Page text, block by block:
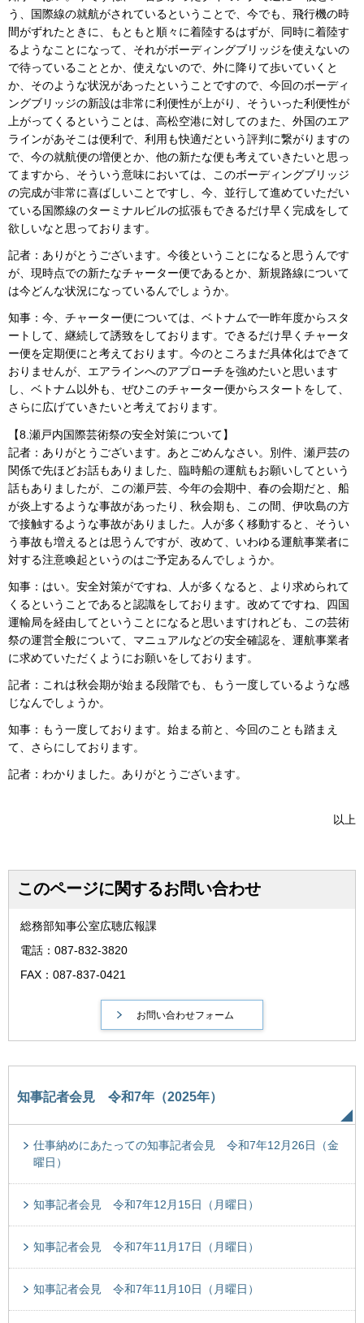
う、国際線の就航がされているということで、今でも、飛行機の時
間がずれたときに、もともと順々に着陸するはずが、同時に着陸す
るようなことになって、それがボーディングブリッジを使えないの
で待っていることとか、使えないので、外に降りて歩いていくと
か、そのような状況があったということですので、今回のボーディ
ングブリッジの新設は非常に利便性が上がり、そういった利便性が
上がってくるということは、高松空港に対してのまた、外国のエア
ラインがあそこは便利で、利用も快適だという評判に繋がりますの
で、今の就航便の増便とか、他の新たな便も考えていきたいと思っ
てますから、そういう意味においては、このボーディングブリッジ
の完成が非常に喜ばしいことですし、今、並行して進めていただい
ている国際線のターミナルビルの拡張もできるだけ早く完成をして
欲しいなと思っております。
記者：ありがとうございます。今後ということになると思うんです
が、現時点での新たなチャーター便であるとか、新規路線について
は今どんな状況になっているんでしょうか。
知事：今、チャーター便については、ベトナムで一昨年度からスタ
ートして、継続して誘致をしております。できるだけ早くチャータ
ー便を定期便にと考えております。今のところまだ具体化はできて
おりませんが、エアラインへのアプローチを強めたいと思います
し、ベトナム以外も、ぜひこのチャーター便からスタートをして、
さらに広げていきたいと考えております。
【8.瀬戸内国際芸術祭の安全対策について】
記者：ありがとうございます。あとごめんなさい。別件、瀬戸芸の
関係で先ほどお話もありました、臨時船の運航もお願いしてという
話もありましたが、この瀬戸芸、今年の会期中、春の会期だと、船
が炎上するような事故があったり、秋会期も、この間、伊吹島の方
で接触するような事故がありました。人が多く移動すると、そうい
う事故も増えるとは思うんですが、改めて、いわゆる運航事業者に
対する注意喚起というのはご予定あるんでしょうか。
知事：はい。安全対策がですね、人が多くなると、より求められて
くるということであると認識をしております。改めてですね、四国
運輸局を経由してということになると思いますけれども、この芸術
祭の運営全般について、マニュアルなどの安全確認を、運航事業者
に求めていただくようにお願いをしております。
記者：これは秋会期が始まる段階でも、もう一度しているような感
じなんでしょうか。
知事：もう一度しております。始まる前と、今回のことも踏まえ
て、さらにしております。
記者：わかりました。ありがとうございます。
以上
このページに関するお問い合わせ
総務部知事公室広聴広報課
電話：087-832-3820
FAX：087-837-0421
知事記者会見 令和7年（2025年）
仕事納めにあたっての知事記者会見 令和7年12月26日（金
曜日）
知事記者会見 令和7年12月15日（月曜日）
知事記者会見 令和7年11月17日（月曜日）
知事記者会見 令和7年11月10日（月曜日）